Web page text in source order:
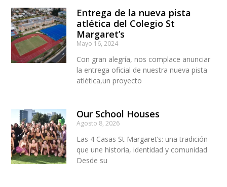
Entrega de la nueva pista
atlética del Colegio St
Margaret’s
Mayo 16, 2024
Con gran alegría, nos complace anunciar
la entrega oficial de nuestra nueva pista
atlética,un proyecto
Our School Houses
Agosto 8, 2026
Las 4 Casas St Margaret’s: una tradición
que une historia, identidad y comunidad
Desde su